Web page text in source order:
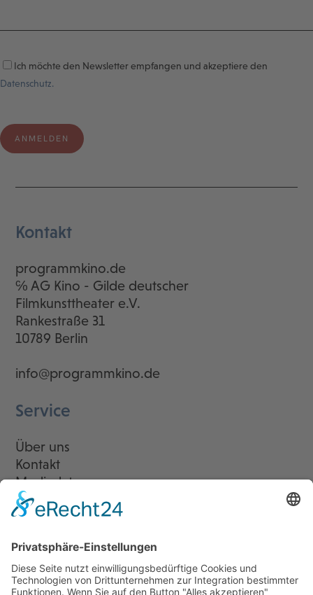
Ich möchte den Newsletter empfangen und akzeptiere den
Datenschutz.
Kontakt
programmkino.de
℅ AG Kino - Gilde deutscher
Filmkunsttheater e.V.
Rankestraße 31
10789 Berlin
info@programmkino.de
Service
Über uns
Kontakt
Mediadaten
Newsletter
LogIn
Legal
Impressum